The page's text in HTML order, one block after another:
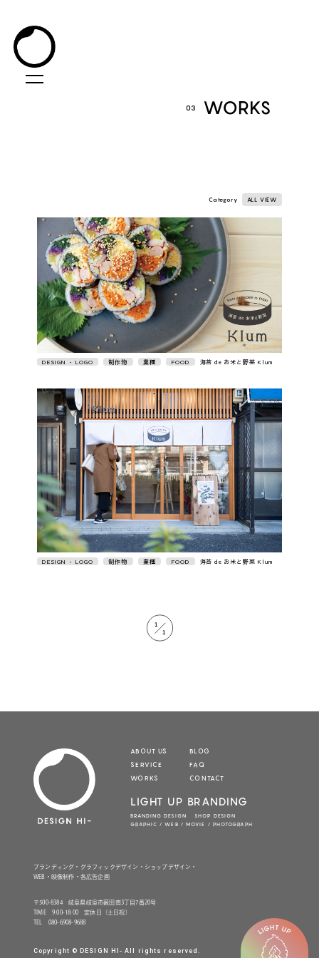
Category ALL VIEW
03 WORKS
DESIGN • LOGO 制作物 業種 FOOD 海苔 de お米と野菜 Klum
DESIGN • LOGO 制作物 業種 FOOD 海苔 de お米と野菜 Klum
1
1
ABOUT US
SERVICE
WORKS
BLOG
FAQ
CONTACT
LIGHT UP BRANDING
BRANDING DESIGN SHOP DESIGN
GRAPHIC / WEB / MOVIE / PHOTOGRAPH
ブランディング・グラフィックデザイン・ショップデザイン・
WEB・映像制作・各広告企画
〒500-8384 岐阜県岐阜市薮田南3丁目7番20号
TIME 9:00-18:00 定休日（土日祝）
TEL 080-6908-9688
Copyright © DESIGN HI- All rights reserved.